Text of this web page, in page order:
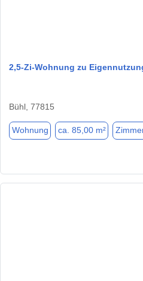
2,5-Zi-Wohnung zu
Bühl, 77815
Wohnung ca. 85,00 m²